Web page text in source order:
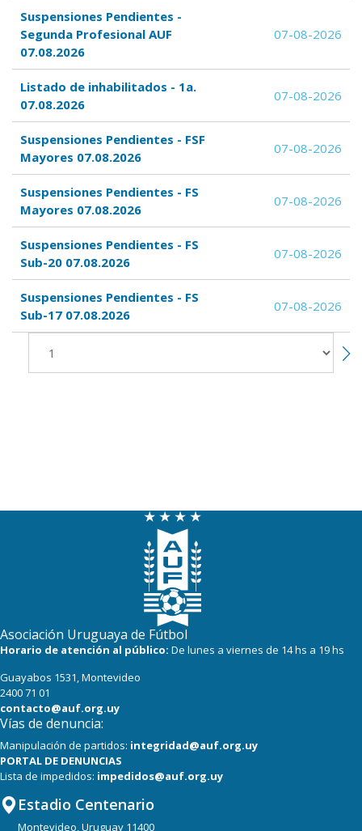
Suspensiones Pendientes -
Segunda Profesional AUF
07.08.2026
07-08-2026
Listado de inhabilitados - 1a.
07.08.2026
07-08-2026
Suspensiones Pendientes - FSF
Mayores 07.08.2026
07-08-2026
Suspensiones Pendientes - FS
Mayores 07.08.2026
07-08-2026
Suspensiones Pendientes - FS
Sub-20 07.08.2026
07-08-2026
Suspensiones Pendientes - FS
Sub-17 07.08.2026
07-08-2026
Asociación Uruguaya de Fútbol
Horario de atención al público: De lunes a viernes de 14 hs a 19 hs
Guayabos 1531, Montevideo
2400 71 01
contacto@auf.org.uy
Vías de denuncia:
Manipulación de partidos: integridad@auf.org.uy
PORTAL DE DENUNCIAS
Lista de impedidos: impedidos@auf.org.uy
Estadio Centenario
Montevideo, Uruguay 11400